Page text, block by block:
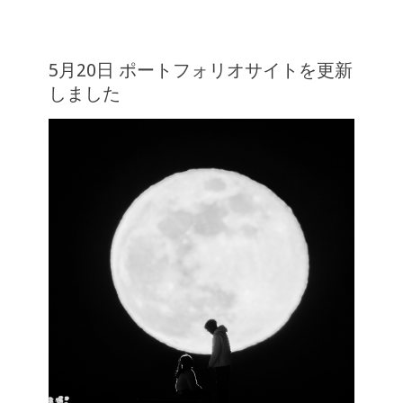
5月20日 ポートフォリオサイトを更新
しました